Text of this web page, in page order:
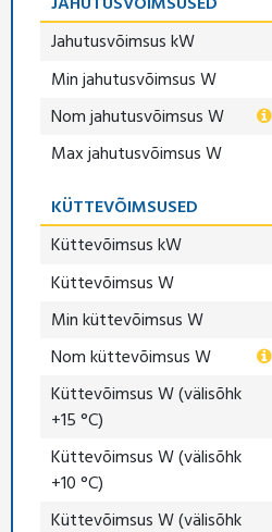
Jahutusvõimsus kW
Min jahutusvõimsus W
Nom jahutusvõimsus W
Max jahutusvõimsus W
KÜTTEVÕIMSUSED
Küttevõimsus kW
Küttevõimsus W
Min küttevõimsus W
Nom küttevõimsus W
Küttevõimsus W (välisõhk
+15 °C)
Küttevõimsus W (välisõhk
+10 °C)
Küttevõimsus W (välisõhk